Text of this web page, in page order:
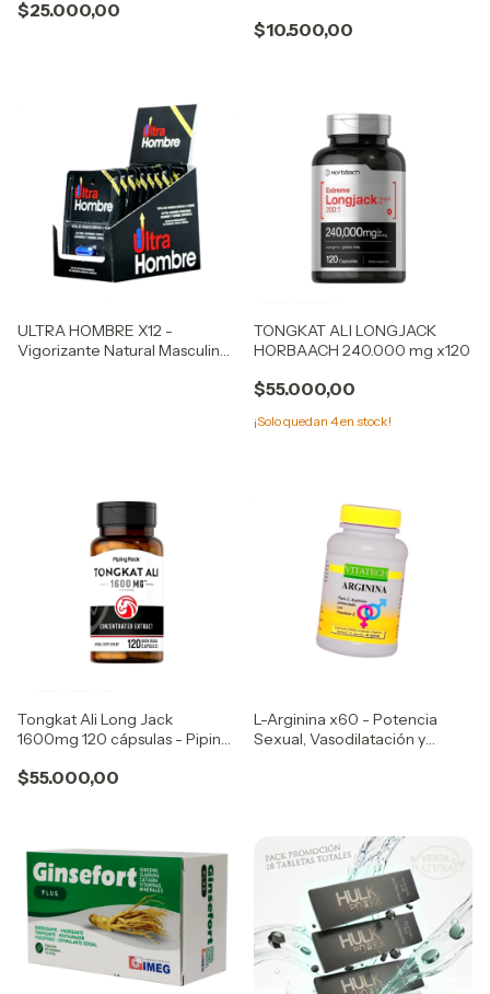
$25.000,00
$10.500,00
ULTRA HOMBRE X12 -
Vigorizante Natural Masculino
TONGKAT ALI LONGJACK
HORBAACH 240.000 mg x120
$55.000,00
¡Solo quedan 4en stock!
Tongkat Ali Long Jack
1600mg 120 cápsulas - Piping
$55.000,00
L-Arginina x60 - Potencia
Sexual, Vasodilatación y